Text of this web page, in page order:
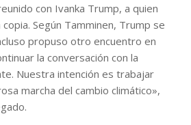
con Ivanka Trump, a quien
Según Tamminen, Trump se
propuso otro encuentro en
la conversación con la
Nuestra intención es trabajar
marcha del cambio climático»,